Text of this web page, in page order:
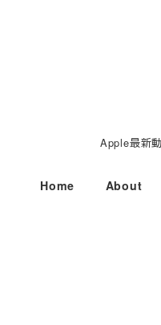
Apple最新
Home About